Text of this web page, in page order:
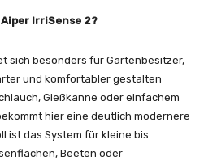
IrriSense 2?
sich besonders für Gartenbesitzer,
und komfortabler gestalten
Gießkanne oder einfachem
hier eine deutlich modernere
ist das System für kleine bis
Beeten oder